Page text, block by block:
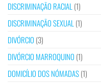
DISCRIMINAÇÃO RACIAL (1)
DISCRIMINAÇÃO SEXUAL (1)
DIVÓRCIO (3)
DIVÓRCIO MARROQUINO (1)
DOMICÍLIO DOS NÓMADAS(1)